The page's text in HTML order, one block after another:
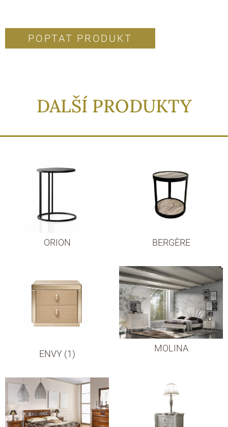
POPTAT PRODUKT
DALŠÍ PRODUKTY
ORION BERGÈRE
ENVY (1)
MOLINA